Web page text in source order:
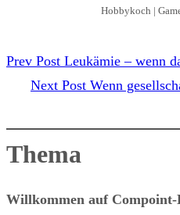
Hobbykoch |
Prev Post Leukämie – wenn
Next Post Wenn
Thema
Willkommen auf Compoint-